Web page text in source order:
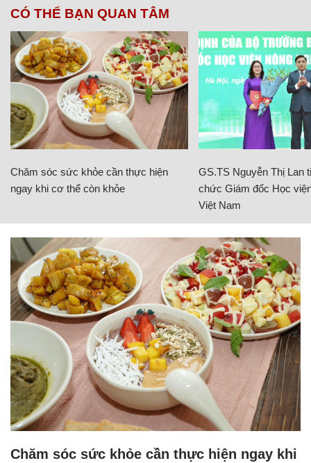
CÓ THỂ BẠN QUAN TÂM
Chăm sóc sức khỏe cần thực hiện
ngay khi cơ thể còn khỏe
GS.TS Nguyễn Thị Lan
chức Giám đốc Học
Việt Nam
Chăm sóc sức khỏe cần thực hiện ngay khi